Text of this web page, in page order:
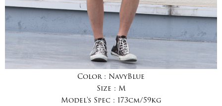
Color : NavyBlue
Size : M
Model's Spec : 173cm/59kg